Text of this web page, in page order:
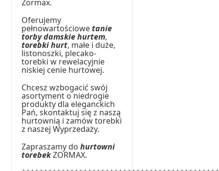
Zormax.
Oferujemy
pełnowartościowetanie
torby damskie hurtem,
torebki hurt, małe i duże,
listonoszki, plecako-
torebki w rewelacyjnie
niskiej cenie hurtowej.
Chcesz wzbogacić swój
asortyment o niedrogie
produkty dla eleganckich
Pań, skontaktuj się z naszą
hurtownią i zamów torebki
z naszej Wyprzedaży.
Zapraszamy dohurtowni
torebekZORMAX.